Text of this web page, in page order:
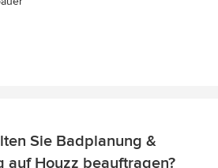
Sie Badplanung &
auf Houzz beauftragen?